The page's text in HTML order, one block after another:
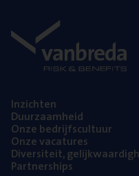
Inzich­ten
Duur­zaam­heid
Onze bedrijfs­cul­tuur
Onze vaca­tu­res
Diver­si­teit,
Part­ner­ships